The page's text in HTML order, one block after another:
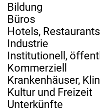
Bildung
Büros
Hotels, Restaurants
Industrie
Institutionell,
Kommerziell
Krankenhäuser,
Kultur und Freizeit
Unterkünfte